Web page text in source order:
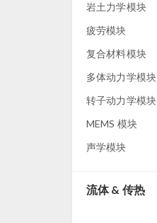
岩土力学模块
疲劳模块
复合材料模块
多体动力学模块
转子动力学模块
MEMS 模块
声学模块
流体 & 传热